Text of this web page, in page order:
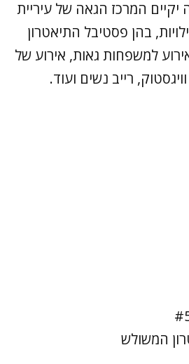
המרכז הגאה של עיריית
בהן פסטיבל התיאטרון
למשפחות גאות, אירוע של
רייב נשים ועוד.
המשולש